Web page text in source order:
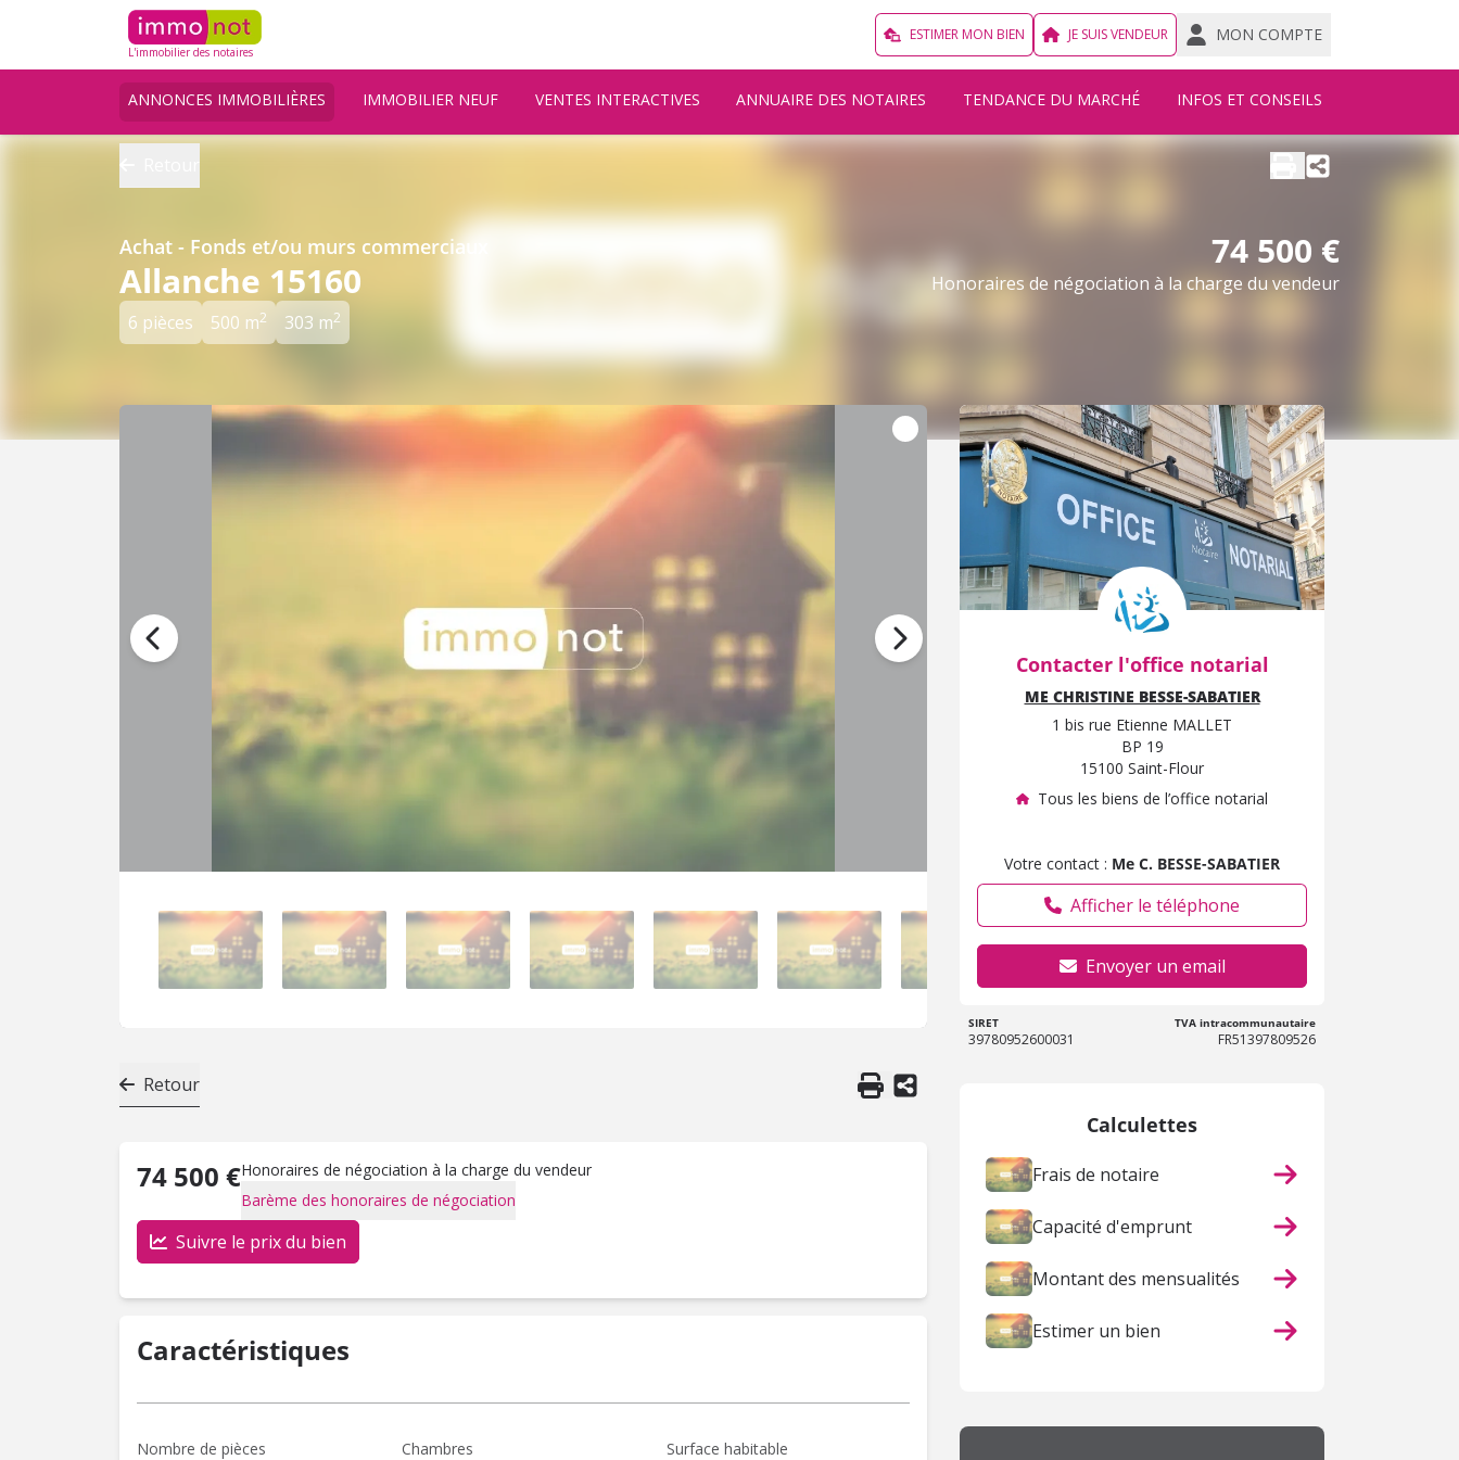
L'immobilier des notaires
ESTIMER MON BIEN JE SUIS VENDEUR MON COMPTE
ANNONCES IMMOBILIÈRES IMMOBILIER NEUF VENTES INTERACTIVES ANNUAIRE DES NOTAIRES TENDANCE DU MARCHÉ INFOS ET CONSEILS
Achat - Fonds et/ou murs commerciaux
Allanche 15160
6 pièces 500 m2 303 m2
74 500 €
Honoraires de négociation à la charge du vendeur
Retour
74 500 €Honoraires de négociation à la charge du vendeur
Barème des honoraires de négociation
Suivre le prix du bien
Caractéristiques
Nombre de pièces Chambres Surface habitable
Contacter l'office notarial
ME CHRISTINE BESSE-SABATIER
1 bis rue Etienne MALLET
BP 19
15100 Saint-Flour
Tous les biens de l’office notarial
Votre contact : Me C. BESSE-SABATIER
Afficher le téléphone
Envoyer un email
SIRET
39780952600031
TVA intracommunautaire
FR51397809526
Calculettes
Frais de notaire
Capacité d'emprunt
Montant des mensualités
Estimer un bien